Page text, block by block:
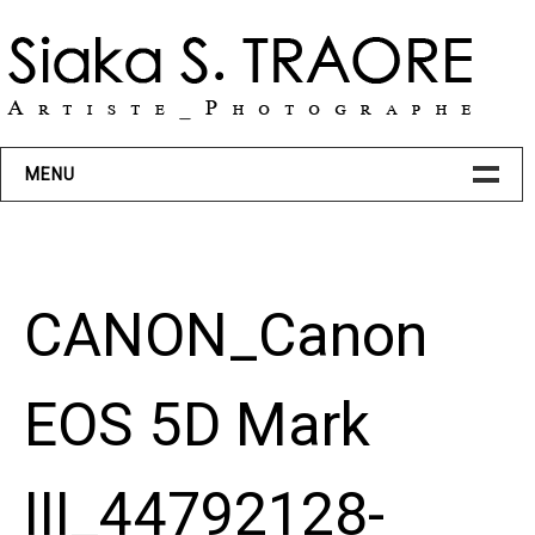
to
content
MENU
PROJETS
Transcendance
CANON_Canon
EOS 5D Mark
III_44792128-